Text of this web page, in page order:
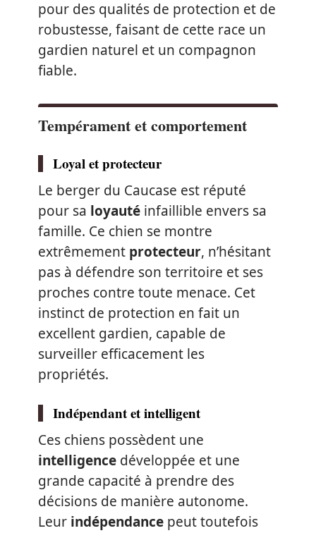
pour des qualités de protection et de
robustesse, faisant de cette race un
gardien naturel et un compagnon
fiable.
Tempérament et comportement
Loyal et protecteur
Le berger du Caucase est réputé
pour sa loyauté infaillible envers sa
famille. Ce chien se montre
extrêmement protecteur, n’hésitant
pas à défendre son territoire et ses
proches contre toute menace. Cet
instinct de protection en fait un
excellent gardien, capable de
surveiller efficacement les
propriétés.
Indépendant et intelligent
Ces chiens possèdent une
intelligence développée et une
grande capacité à prendre des
décisions de manière autonome.
Leur indépendance peut toutefois